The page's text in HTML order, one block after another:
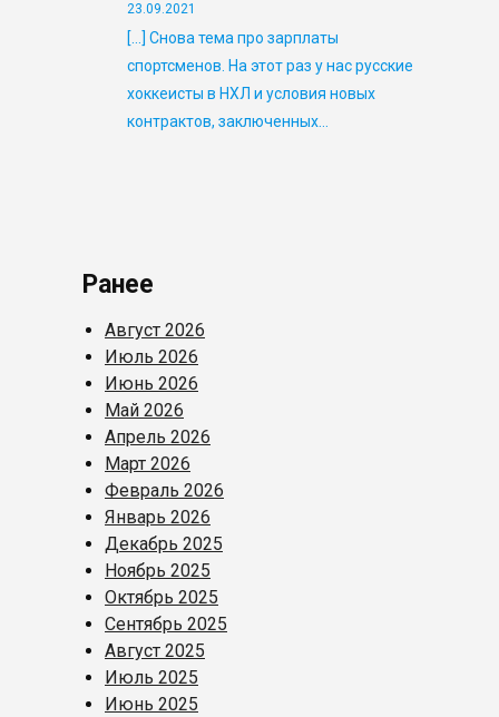
23.09.2021
[…] Снова тема про зарплаты
спортсменов. На этот раз у нас русские
хоккеисты в НХЛ и условия новых
контрактов, заключенных…
Ранее
Август 2026
Июль 2026
Июнь 2026
Май 2026
Апрель 2026
Март 2026
Февраль 2026
Январь 2026
Декабрь 2025
Ноябрь 2025
Октябрь 2025
Сентябрь 2025
Август 2025
Июль 2025
Июнь 2025